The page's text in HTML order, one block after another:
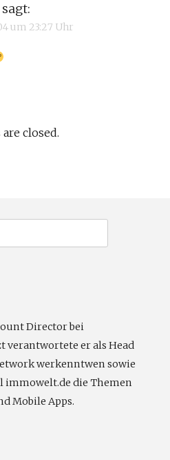
sagt:
um 23:27 Uhr
closed.
Director bei
verantwortete er als Head
werkenntwen sowie
die Themen
Mobile Apps.